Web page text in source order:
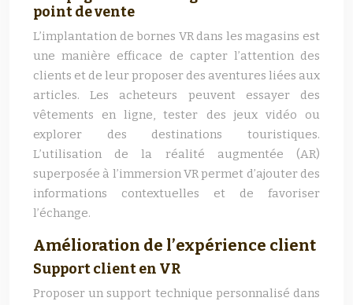
point de vente
L’implantation de bornes VR dans les magasins est
une manière efficace de capter l’attention des
clients et de leur proposer des aventures liées aux
articles. Les acheteurs peuvent essayer des
vêtements en ligne, tester des jeux vidéo ou
explorer des destinations touristiques.
L’utilisation de la réalité augmentée (AR)
superposée à l’immersion VR permet d’ajouter des
informations contextuelles et de favoriser
l’échange.
Amélioration de l’expérience client
Support client en VR
Proposer un support technique personnalisé dans